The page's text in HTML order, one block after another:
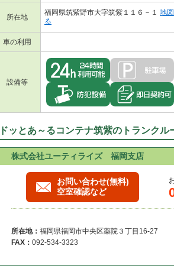
所在地
福岡県筑紫野市大字筑紫１１６－１ 地
る
車の利用
設備等
ドッとあ～るコンテナ筑紫のトランクル
株式会社ユーティライズ 福岡支店
お問い合わせ(無料)
空室確認など
所在地： 福岡県福岡市中央区薬院３丁目16-27
FAX： 092-534-3323